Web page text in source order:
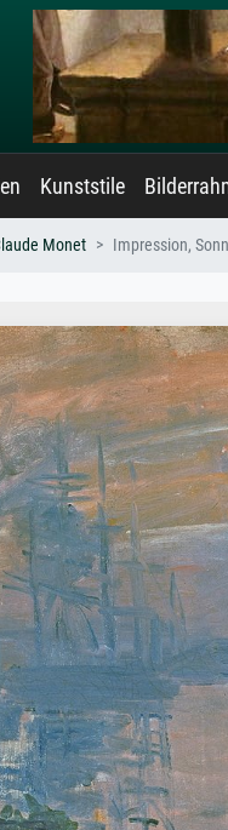
Kunststile
Monet Impression,